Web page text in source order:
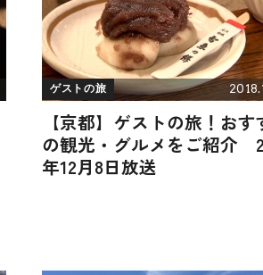
ゲストの旅
【京都】ゲストの旅！おす
の観光・グルメをご紹介
年12月8日放送